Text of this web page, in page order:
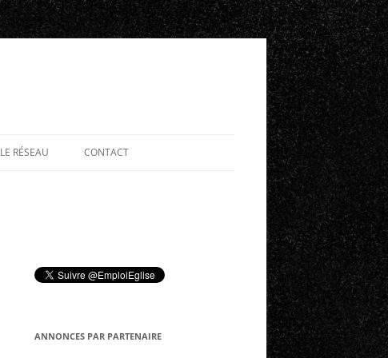
LE RÉSEAU CONTACT
ANNONCES PAR PARTENAIRE